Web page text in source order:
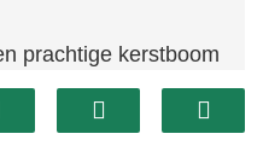
prachtige kerstboom
aan uw
boom heeft een